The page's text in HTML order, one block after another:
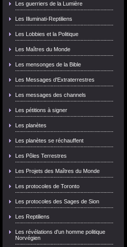
Les guerriers de la Lumière
Les Illuminati-Reptiliens
Les Lobbies et la Politique
Les Maîtres du Monde
Les mensonges de la Bible
Les Messages d'Extraterrestres
Les messages des channels
Les pétitions à signer
Les planètes
Les planètes se réchauffent
Les Pôles Terrestres
Les Projets des Maîtres du Monde
Les protocoles de Toronto
Les protocoles des Sages de Sion
Les Reptiliens
Les révélations d'un homme politique
Norvégien